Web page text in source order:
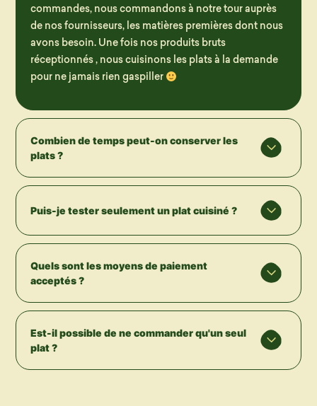
commandes, nous commandons à notre tour auprès
de nos fournisseurs, les matières premières dont nous
avons besoin. Une fois nos produits bruts
réceptionnés , nous cuisinons les plats à la demande
pour ne jamais rien gaspiller
Combien de temps peut-on conserver les
plats ?
Puis-je tester seulement un plat cuisiné ?
Quels sont les moyens de paiement
acceptés ?
Est-il possible de ne commander qu'un seul
plat ?